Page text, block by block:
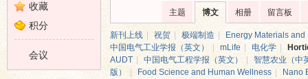
主题 博文 相册 留言板
新刊上线 祝贺 极端制造
Energy Materials and
中国电气工业学报（英文）
mLife 电化学
AUDT
中国电气工程学报（英文）
智慧农业（中
版）
| Food Science and Human Wellness
Nano
收藏
积分
会议